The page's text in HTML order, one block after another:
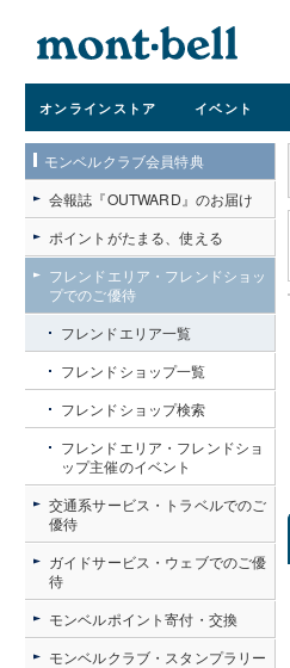
オンラインストア イベント
紅葉に染まる火山帯・吾妻山
モンベルクラブ会員特典
会報誌『OUTWARD』のお届け
ポイントがたまる、使える
フレンドエリア・フレンドショッ
プでのご優待
フレンドエリア一覧
フレンドショップ一覧
フレンドショップ検索
フレンドエリア・フレンドショ
ップ主催のイベント
交通系サービス・トラベルでのご
優待
ガイドサービス・ウェブでのご優
待
モンベルポイント寄付・交換
モンベルクラブ・スタンプラリー